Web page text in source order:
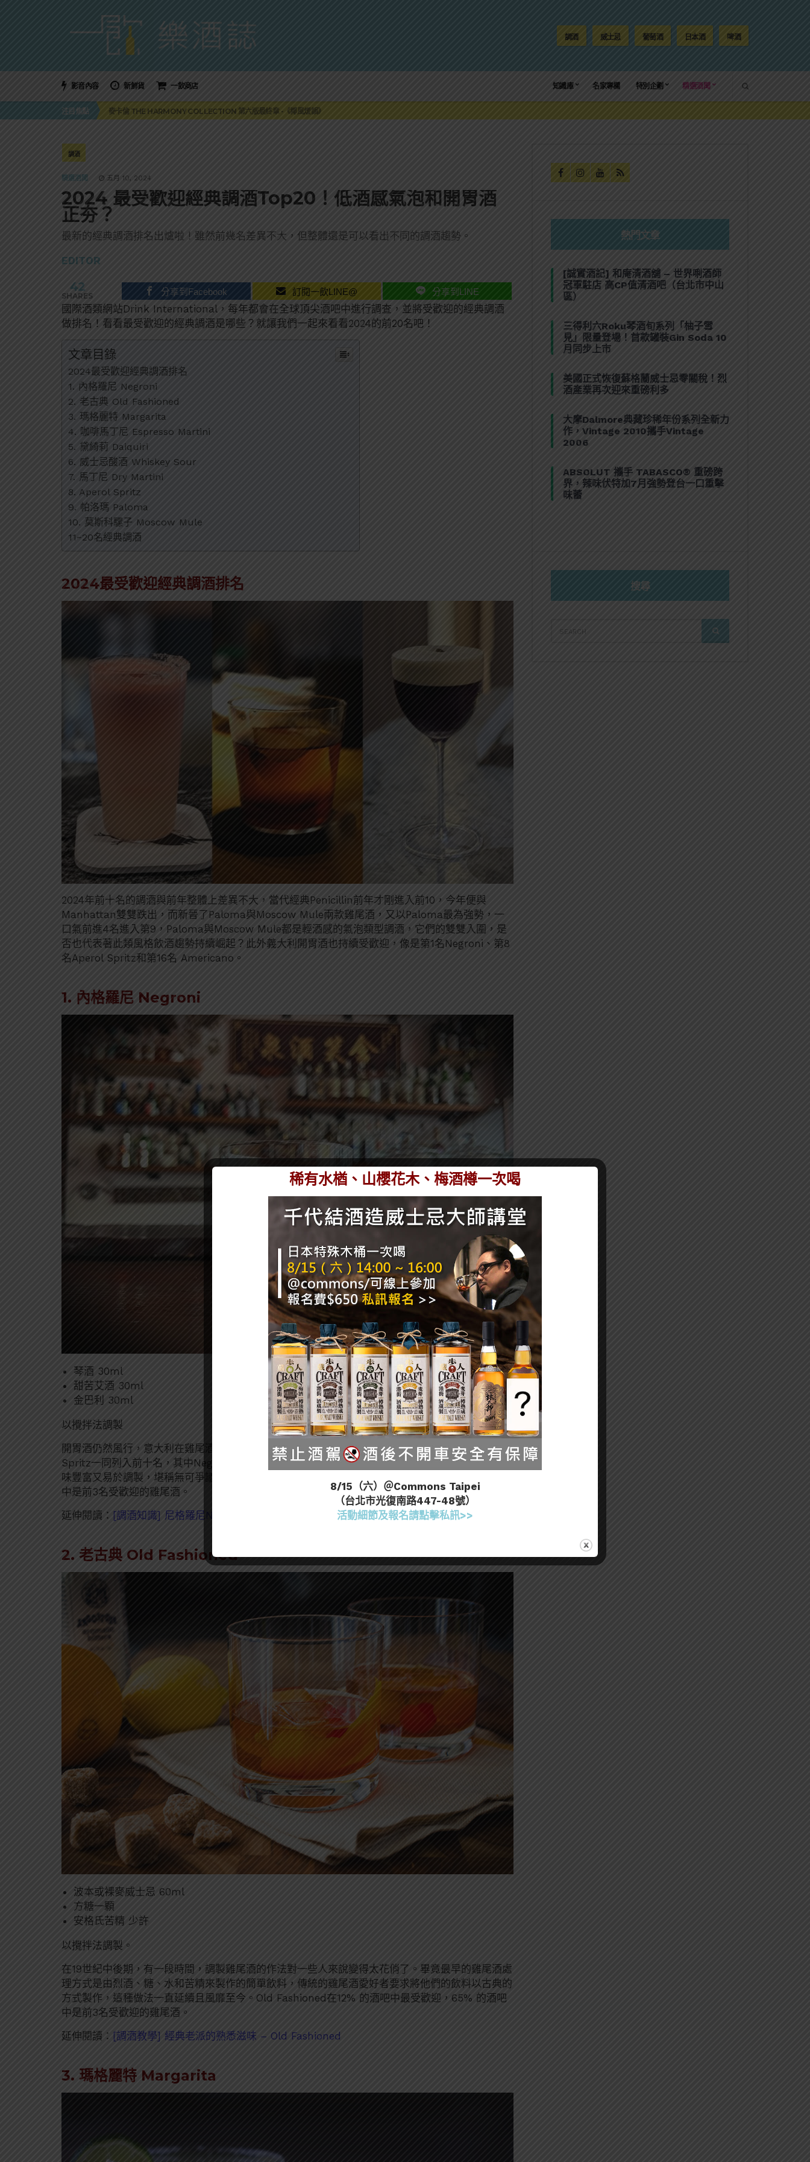
調酒 威士忌 葡萄酒 日本酒 啤酒
影音內容 新鮮貨 一飲商店 知識庫 名家專欄 特別企劃 精選酒聞
注目焦點
美國正式恢復蘇格蘭威士忌零關稅！烈酒產業再次迎來重磅利多
麥卡倫 THE HARMONY COLLECTION 第六版最終章 -《椰風煖韻》
角嗨尬炸物X爽快這一步，角瓶攜手頂呱呱 全新套餐限時登場
調酒
精選酒聞 五月 10, 2024
2024 最受歡迎經典調酒Top20！低酒感氣泡和開胃酒
正夯？
最新的經典調酒排名出爐啦！雖然前幾名差異不大，但整體還是可以看出不同的調酒趨勢。
EDITOR
42
SHARES 分享到Facebook 訂閱一飲LINE@ 分享到LINE
國際酒類網站Drink International，每年都會在全球頂尖酒吧中進行調查，並將受歡迎的經典調酒
做排名！看看最受歡迎的經典調酒是哪些？就讓我們一起來看看2024的前20名吧！
文章目錄
2024最受歡迎經典調酒排名
1. 內格羅尼 Negroni
2. 老古典 Old Fashioned
3. 瑪格麗特 Margarita
4. 咖啡馬丁尼 Espresso Martini
5. 黛綺莉 Daiquiri
6. 威士忌酸酒 Whiskey Sour
7. 馬丁尼 Dry Martini
8. Aperol Spritz
9. 帕洛瑪 Paloma
10. 莫斯科騾子 Moscow Mule
11~20名經典調酒
2024最受歡迎經典調酒排名
2024年前十名的調酒與前年整體上差異不大，當代經典Penicillin前年才剛進入前10，今年便與
Manhattan雙雙跌出，而新晉了Paloma與Moscow Mule兩款雞尾酒，又以Paloma最為強勢，一
口氣前進4名進入第9，Paloma與Moscow Mule都是輕酒感的氣泡類型調酒，它們的雙雙入圍，是
否也代表著此類風格飲酒趨勢持續崛起？此外義大利開胃酒也持續受歡迎，像是第1名Negroni、第8
名Aperol Spritz和第16名 Americano。
1. 內格羅尼 Negroni
琴酒 30ml
甜苦艾酒 30ml
金巴利 30ml
以攪拌法調製
開胃酒仍然風行，意大利在雞尾酒界的貢獻不可小覷，今年更是毫不遲疑地將Negroni和Aperol
Spritz一同列入前十名，其中Negroni更是連續三年稱霸。它獨特的苦味與甜味達到了完美平衡，風
味豐富又易於調製，堪稱無可爭議的經典之作。Negroni在26% 的酒吧中最受歡迎，在76% 的酒吧
中是前3名受歡迎的雞尾酒。
延伸閱讀： [調酒知識] 尼格羅尼Negroni- 苦甜重酒感的藥草調酒之王
2. 老古典 Old Fashioned
波本或裸麥威士忌 60ml
方糖一顆
安格氏苦精 少許
以攪拌法調製。
在19世紀中後期，有一段時間，調製雞尾酒的作法對一些人來說變得太花俏了。畢竟最早的雞尾酒處
理方式是由烈酒、糖、水和苦精來製作的簡單飲料，傳統的雞尾酒愛好者要求將他們的飲料以古典的
方式製作，這種做法一直延續且風靡至今。Old Fashioned在12% 的酒吧中最受歡迎，65% 的酒吧
中是前3名受歡迎的雞尾酒。
延伸閱讀： [調酒教學] 經典老派的熟悉滋味 – Old Fashioned
3. 瑪格麗特 Margarita
熱門文章
[誠實酒記] 和庵清酒舖 – 世界唎酒師
冠軍駐店 高CP值清酒吧（台北市中山
區）
三得利六Roku琴酒旬系列「柚子雪
見」限量登場！首款罐裝Gin Soda 10
月同步上市
美國正式恢復蘇格蘭威士忌零關稅！烈
酒產業再次迎來重磅利多
大摩Dalmore典藏珍稀年份系列全新力
作，Vintage 2010攜手Vintage
2006
ABSOLUT 攜手 TABASCO® 重磅跨
界，辣味伏特加7月強勢登台一口重擊
味蕾
搜尋
FOR:
SEARCH
稀有水楢、山櫻花木、梅酒樽一次喝
8/15（六）＠Commons Taipei
（台北市光復南路447-48號）
活動細節及報名請點擊私訊>>